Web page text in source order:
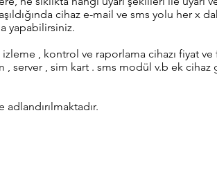
cihaz e-mail ve sms yolu her x
yapabilirsiniz.
, kontrol ve raporlama cihazı fiyat ve
, server , sim kart . sms modül v.b ek